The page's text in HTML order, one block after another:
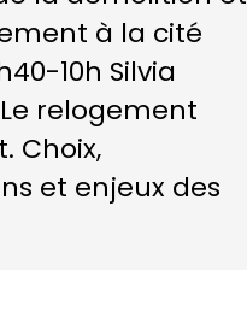
à la cité
10h Silvia
Le relogement
Choix,
et enjeux des